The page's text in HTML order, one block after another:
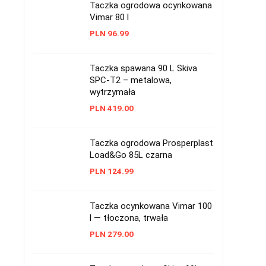
Taczka ogrodowa ocynkowana
Vimar 80 l
PLN 96.99
Taczka spawana 90 L Skiva
SPC-T2 – metalowa,
wytrzymała
PLN 419.00
Taczka ogrodowa Prosperplast
Load&Go 85L czarna
PLN 124.99
Taczka ocynkowana Vimar 100
l — tłoczona, trwała
PLN 279.00